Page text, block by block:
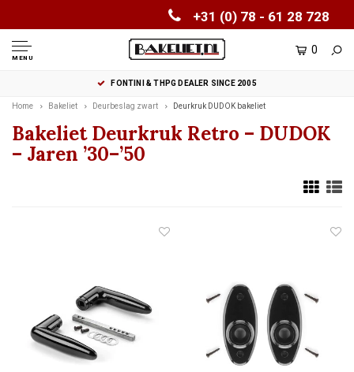
+31 (0) 78 - 61 28 728
MENU
0
FONTINI & THPG DEALER SINCE 2005
Home Bakeliet Deurbeslag zwart Deurkruk DUDOK bakeliet
Bakeliet Deurkruk Retro – DUDOK
– Jaren ’30–’50